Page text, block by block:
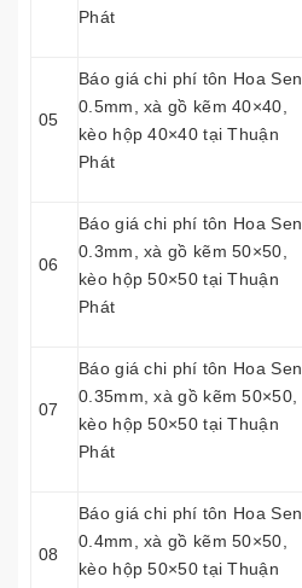
Phát
05
Báo giá chi phí tôn Hoa Sen
0.5mm, xà gồ kẽm 40×40,
kèo hộp 40×40 tại Thuận
Phát
06
Báo giá chi phí tôn Hoa Sen
0.3mm, xà gồ kẽm 50×50,
kèo hộp 50×50 tại Thuận
Phát
07
Báo giá chi phí tôn Hoa Sen
0.35mm, xà gồ kẽm 50×50,
kèo hộp 50×50 tại Thuận
Phát
08
Báo giá chi phí tôn Hoa Sen
0.4mm, xà gồ kẽm 50×50,
kèo hộp 50×50 tại Thuận